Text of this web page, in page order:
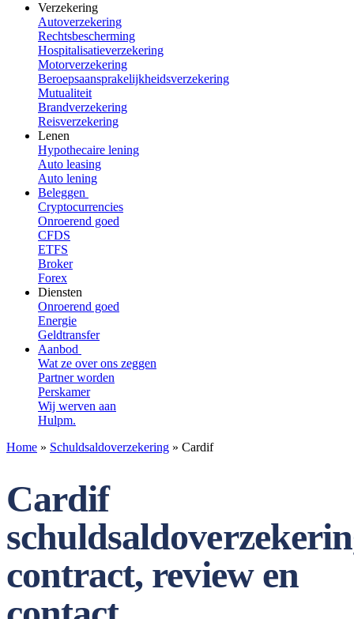
Verzekering
Autoverzekering
Rechtsbescherming
Hospitalisatieverzekering
Motorverzekering
Beroepsaansprakelijkheidsverzekering
Mutualiteit
Brandverzekering
Reisverzekering
Lenen
Hypothecaire lening
Auto leasing
Auto lening
Beleggen
Cryptocurrencies
Onroerend goed
CFDS
ETFS
Broker
Forex
Diensten
Onroerend goed
Energie
Geldtransfer
Aanbod
Wat ze over ons zeggen
Partner worden
Perskamer
Wij werven aan
Hulpm.
Home » Schuldsaldoverzekering » Cardif
Cardif
contract, review en